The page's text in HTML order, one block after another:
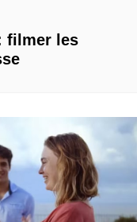
filmer les